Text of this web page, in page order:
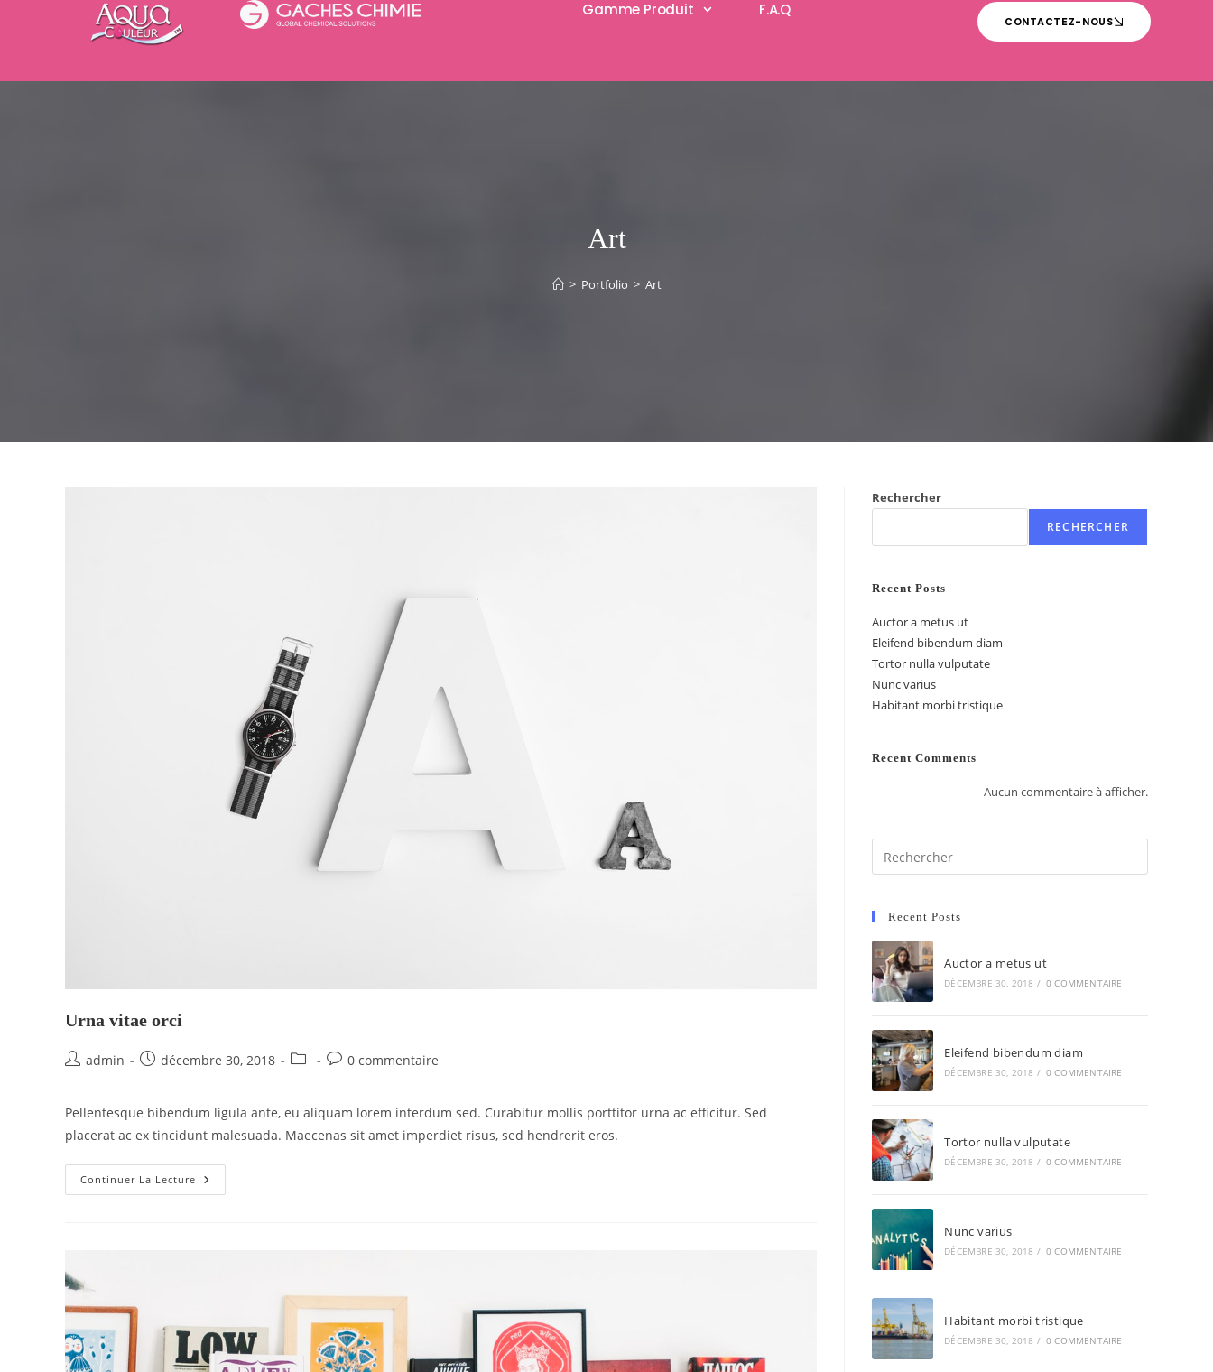
Gamme Produit F.A.Q
CONTACTEZ-NOUS
Art
> Portfolio > Art
Urna vitae orci
admin décembre 30, 2018 0 commentaire
Pellentesque bibendum ligula ante, eu aliquam lorem interdum sed. Curabitur mollis porttitor urna ac efficitur. Sed
placerat ac ex tincidunt malesuada. Maecenas sit amet imperdiet risus, sed hendrerit eros.
Continuer La Lecture
Rechercher
RECHERCHER
Recent Posts
Auctor a metus ut
Eleifend bibendum diam
Tortor nulla vulputate
Nunc varius
Habitant morbi tristique
Recent Comments
Aucun commentaire à afficher.
Recent Posts
Auctor a metus ut
DÉCEMBRE 30, 2018 / 0 COMMENTAIRE
Eleifend bibendum diam
DÉCEMBRE 30, 2018 / 0 COMMENTAIRE
Tortor nulla vulputate
DÉCEMBRE 30, 2018 / 0 COMMENTAIRE
Nunc varius
DÉCEMBRE 30, 2018 / 0 COMMENTAIRE
Habitant morbi tristique
DÉCEMBRE 30, 2018 / 0 COMMENTAIRE